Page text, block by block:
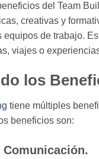
del Team
creativas y
equipos de trabajo.
viajes o
los
tiene múltiples
beneficios son:
Comunicación.